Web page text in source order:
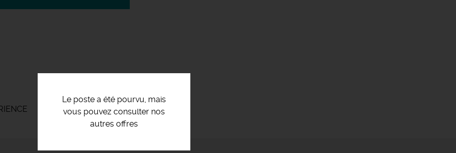
Le poste a été pourvu, mais
vous pouvez consulter nos
autres offres